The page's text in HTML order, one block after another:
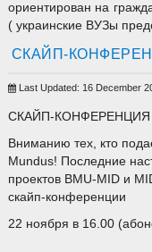
ориентирован на
( украинские ВУЗы
СКАЙП-
Last Updated: 16 December
СКАЙП-КОНФЕРЕНЦИЯ
Вниманию тех, кто
Mundus! Последние
проектов BMU-MID и
скайп-конференции
22 ноября в 16.00